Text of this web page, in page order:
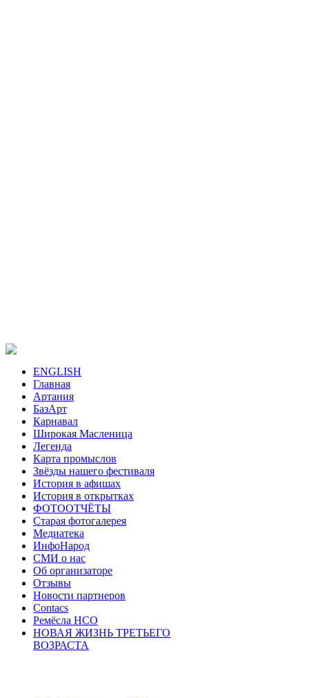
ENGLISH
Главная
Артания
БазАрт
Карнавал
Широкая Масленица
Легенда
Карта промыслов
Звёзды нашего фестиваля
История в афишах
История в открытках
ФОТООТЧЁТЫ
Старая фотогалерея
Медиатека
ИнфоНарод
СМИ о нас
Об организаторе
Отзывы
Новости партнеров
Contacs
Ремёсла НСО
НОВАЯ ЖИЗНЬ ТРЕТЬЕГО
ВОЗРАСТА